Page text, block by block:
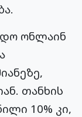
ონლაინ
თანხის
10% კი,